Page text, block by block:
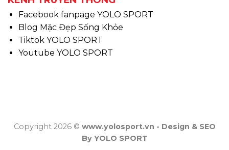
Facebook fanpage YOLO SPORT
Blog Mặc Đẹp Sống Khỏe
Tiktok YOLO SPORT
Youtube YOLO SPORT
Copyright 2026 © www.yolosport.vn - Design & SEO
By YOLO SPORT